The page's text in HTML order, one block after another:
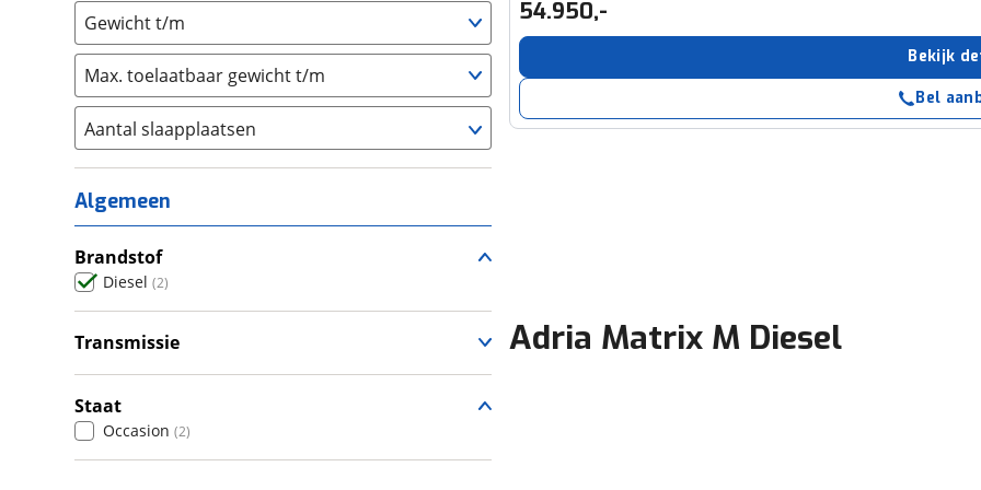
Gewicht t/m
Max. toelaatbaar gewicht t/m
Aantal slaapplaatsen
1 (0)
2 (0)
3 (0)
4 (0)
5 (2)
6+ (0)
Algemeen
Brandstof
Diesel (2)
Transmissie
Staat
Occasion (2)
54.950,-
Bekijk
Bel
Adria Matrix M Diesel